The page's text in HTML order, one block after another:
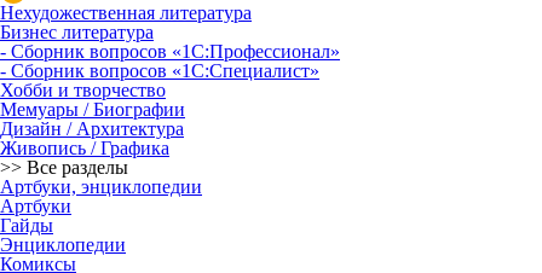
Нехудожественная литература
Бизнес литература
- Сборник вопросов «1С:Профессионал»
- Сборник вопросов «1С:Специалист»
Хобби и творчество
Мемуары / Биографии
Дизайн / Архитектура
Живопись / Графика
>> Все разделы
Артбуки, энциклопедии
Артбуки
Гайды
Энциклопедии
Комиксы